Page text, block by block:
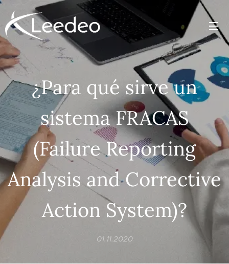
¿Para qué sirve un
sistema FRACAS
(Failure Reporting
Analysis and Corrective
Action System)?
01.11.2020